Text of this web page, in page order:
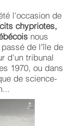
l'occasion de
chypriotes,
nous
de l'île de
d'un tribunal
1970, ou dans
de science-